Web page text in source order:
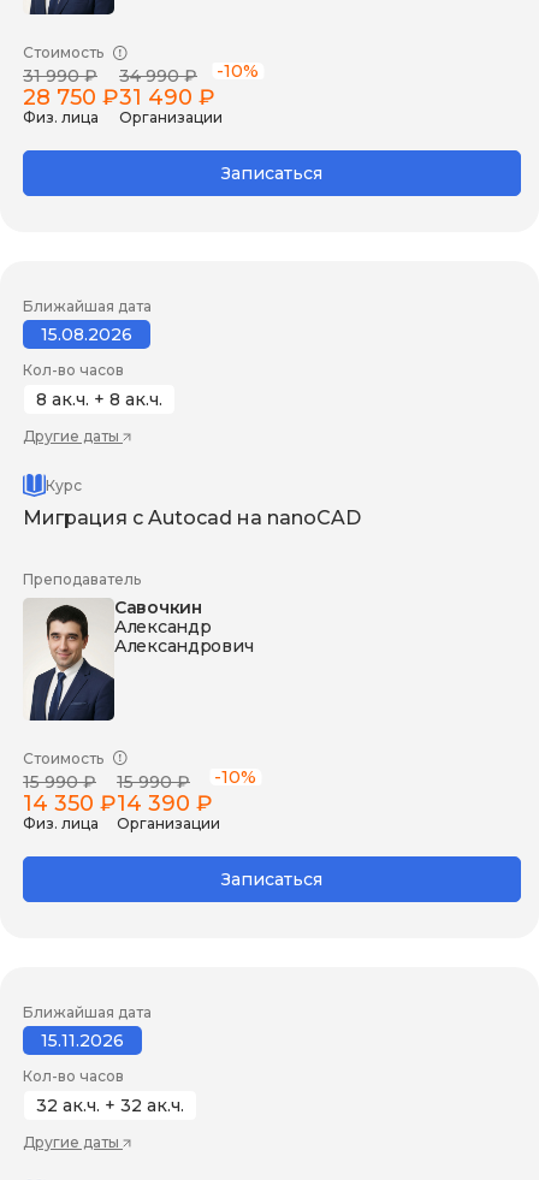
Стоимость
31 990 ₽
28 750 ₽
Физ. лица
34 990 ₽ -10%
31 490 ₽
Организации
Записаться
Ближайшая дата
15.08.2026
Кол-во часов
8 ак.ч. + 8 ак.ч.
Другие даты
Курс
Миграция с Autocad на nanoCAD
Преподаватель
Савочкин
Александр
Александрович
Стоимость
15 990 ₽
14 350 ₽
Физ. лица
15 990 ₽ -10%
14 390 ₽
Организации
Записаться
Ближайшая дата
15.11.2026
Кол-во часов
32 ак.ч. + 32 ак.ч.
Другие даты